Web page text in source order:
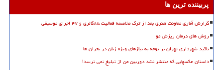
پربیننده ترین ها
گزارش آماری معاونت هنری بعد از ترک مخاصمه فعالیت ۸۵گالری و ۴۷ اجرای موسیقی
روش های درمان ریزش مو
تاکید شهرداری تهران بر توجه به نیازهای ویژه زنان در بحران ها
داستان عکسهایی که منتشر نشد دوربین من از تبلیغ نمی ترسد!